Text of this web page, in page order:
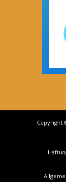
Copyright